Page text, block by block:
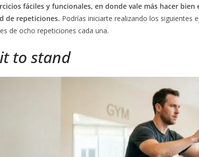
fáciles y funcionales, en donde vale más hacer
de repeticiones. Podrías iniciarte realizando los siguientes
de ocho repeticiones cada una.
to stand